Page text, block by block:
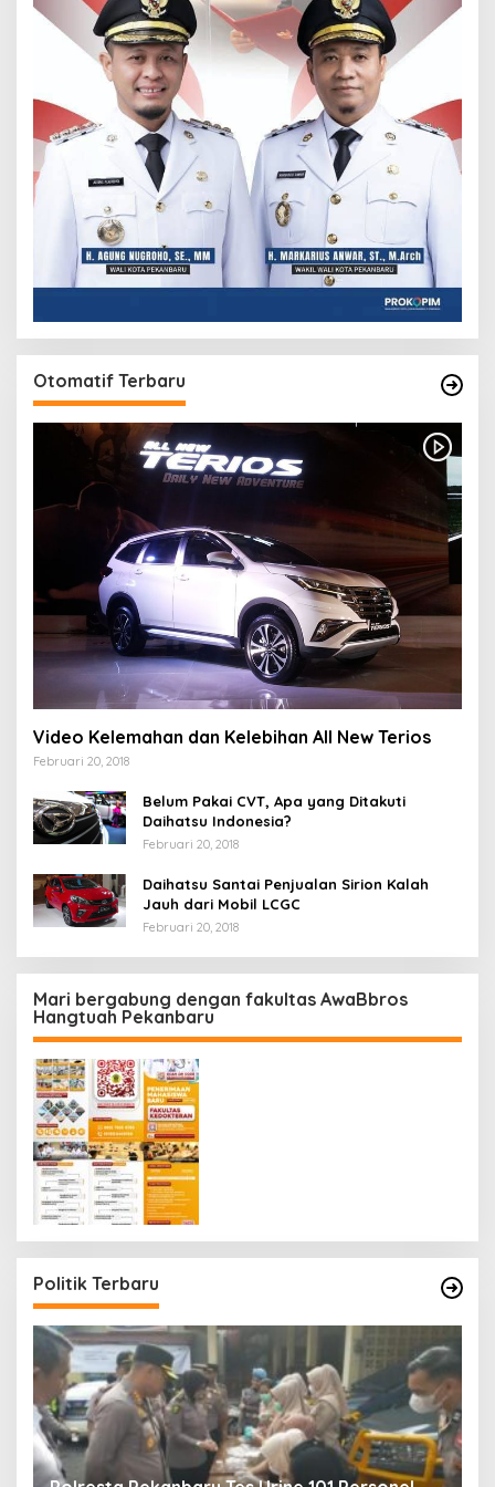
Otomatif Terbaru
Video Kelemahan dan Kelebihan All New Terios
Februari 20, 2018
Belum Pakai CVT, Apa yang Ditakuti
Daihatsu Indonesia?
Februari 20, 2018
Daihatsu Santai Penjualan Sirion Kalah
Jauh dari Mobil LCGC
Februari 20, 2018
Mari bergabung dengan fakultas AwaBbros
Hangtuah Pekanbaru
Politik Terbaru